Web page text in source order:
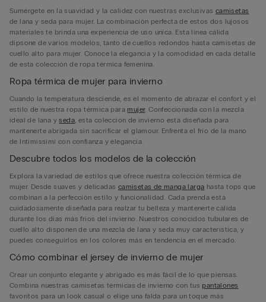
Sumérgete en la suavidad y la calidez con nuestras exclusivas camisetas
de lana y seda para mujer. La combinación perfecta de estos dos lujosos
materiales te brinda una experiencia de uso única. Esta línea cálida
dipsone de varios modelos, tanto de cuellos redondos hasta camisetas de
cuello alto para mujer. Conoce la elegancia y la comodidad en cada detalle
de esta colección de ropa térmica femenina.
Ropa térmica de mujer para invierno
Cuando la temperatura desciende, es el momento de abrazar el confort y el
estilo de nuestra ropa térmica paramujer. Confeccionada con la mezcla
ideal de lana yseda, esta colección de invierno está diseñada para
mantenerte abrigada sin sacrificar el glamour. Enfrenta el frío de la mano
de Intimissimi con confianza y elegancia.
Descubre todos los modelos de la colección
Explora la variedad de estilos que ofrece nuestra colección térmica de
mujer. Desde suaves y delicadas camisetas de manga larga hasta tops que
combinan a la perfección estilo y funcionalidad. Cada prenda está
cuidadosamente diseñada para realzar tu belleza y mantenerte cálida
durante los días más fríos del invierno. Nuestros conocidos tubulares de
cuello alto disponen de una mezcla de lana y seda muy característica, y
puedes conseguirlos en los colores más en tendencia en el mercado.
Cómo combinar el jersey de invierno de mujer
Crear un conjunto elegante y abrigado es más fácil de lo que piensas.
Combina nuestras camisetas térmicas de invierno con tuspantalones
favoritos para un look casual o elige una falda para un toque más